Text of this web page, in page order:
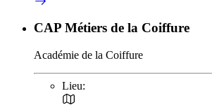
CAP Métiers de la Coiffure
Académie de la Coiffure
Lieu: